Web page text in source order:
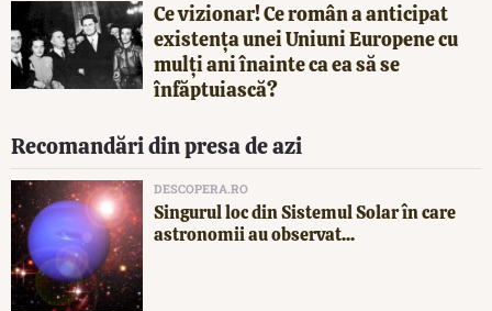
Ce vizionar! Ce român a anticipat
existența unei Uniuni Europene cu
mulți ani înainte ca ea să se
înfăptuiască?
Recomandări din presa de azi
DESCOPERA.RO
Singurul loc din Sistemul Solar în care
astronomii au observat...